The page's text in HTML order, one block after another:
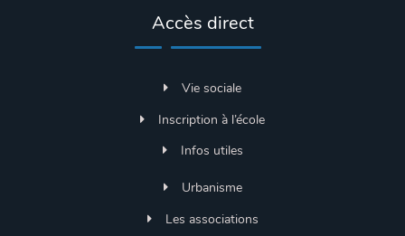
Accès direct
Vie sociale
Inscription à l’école
Infos utiles
Urbanisme
Les associations